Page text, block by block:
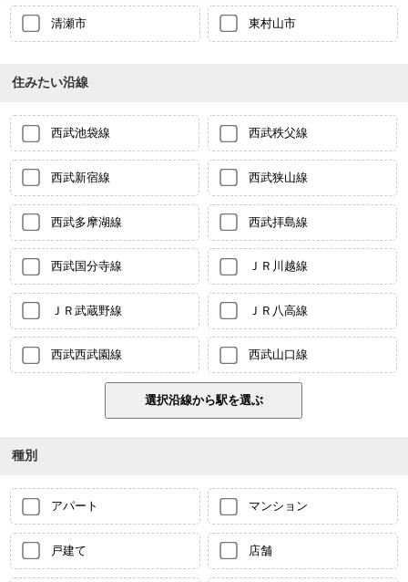
清瀬市 東村山市
住みたい沿線
西武池袋線 西武秩父線
西武新宿線 西武狭山線
西武多摩湖線 西武拝島線
西武国分寺線 ＪＲ川越線
ＪＲ武蔵野線 ＪＲ八高線
西武西武園線 西武山口線
種別
アパート マンション
戸建て 店舗